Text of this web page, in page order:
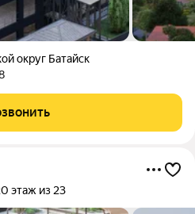
округ Батайск
этаж из 23